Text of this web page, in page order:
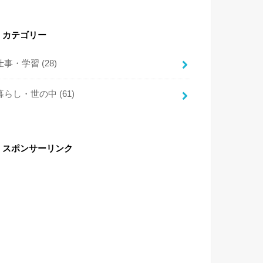
カテゴリー
事・学習 (28)
らし・世の中 (61)
スポンサーリンク